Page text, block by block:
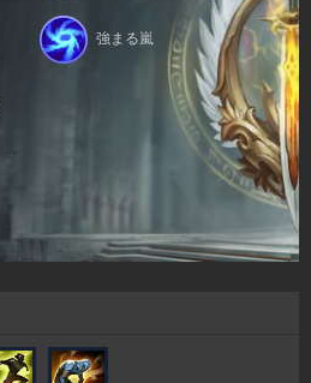
強まる嵐